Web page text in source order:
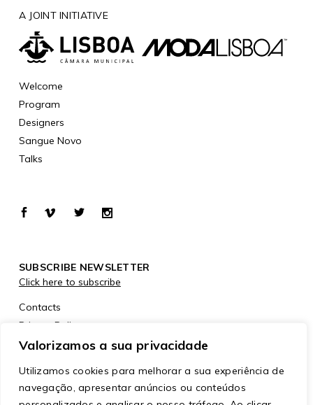
Valorizamos a sua privacidade
Utilizamos cookies para melhorar a sua experiência de
navegação, apresentar anúncios ou conteúdos
A JOINT INITIATIVE
Welcome
Program
Designers
Sangue Novo
Talks
SUBSCRIBE NEWSLETTER
Click here to subscribe
Contacts
Privacy Policy
Cookies Policy